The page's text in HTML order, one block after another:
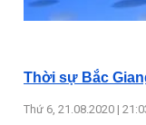
Thời sự Bắc
Thứ 6, 21.08.2020 |